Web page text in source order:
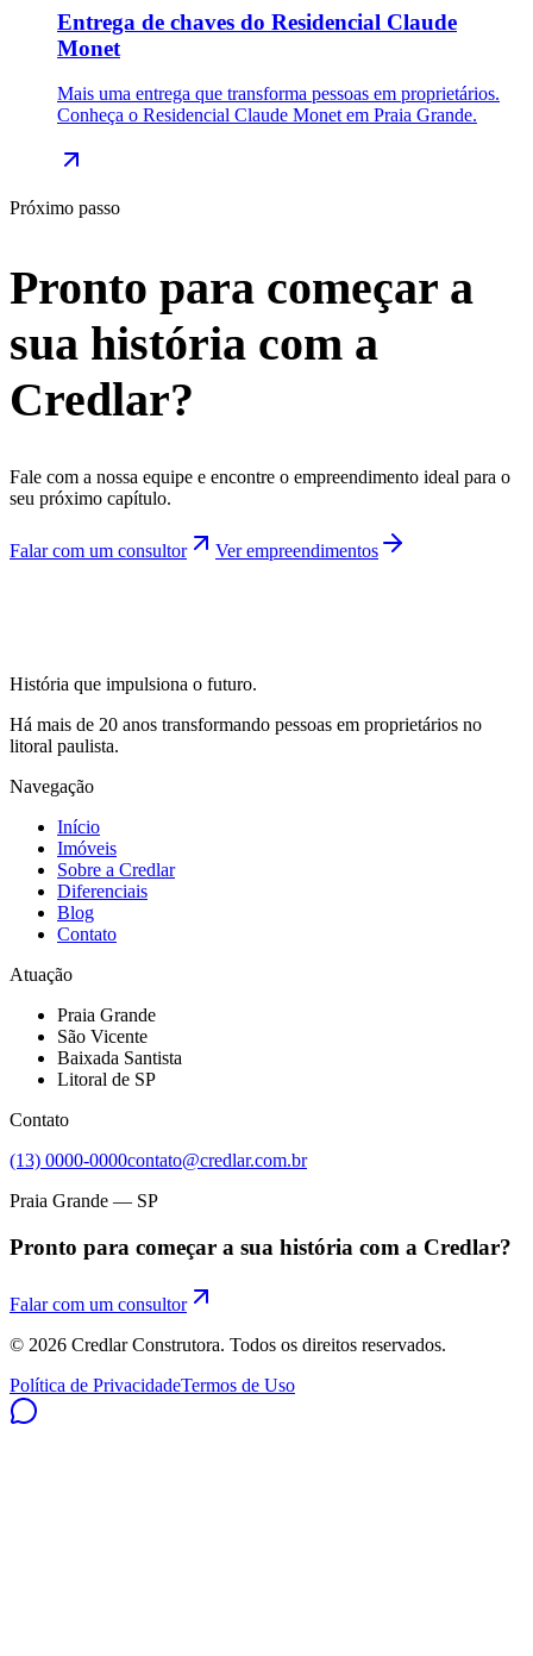
Entrega de chaves do Residencial Claude
Monet
Mais uma entrega que transforma pessoas em proprietários.
Conheça o Residencial Claude Monet em Praia Grande.
Próximo passo
Pronto para começar a
sua história com a
Credlar?
Fale com a nossa equipe e encontre o empreendimento ideal para o
seu próximo capítulo.
Falar com um consultor Ver empreendimentos
História que impulsiona o futuro.
Há mais de 20 anos transformando pessoas em proprietários no
litoral paulista.
Navegação
Início
Imóveis
Sobre a Credlar
Diferenciais
Blog
Contato
Atuação
Praia Grande
São Vicente
Baixada Santista
Litoral de SP
Contato
(13) 0000-0000contato@credlar.com.br
Praia Grande — SP
Pronto para começar a sua história com a Credlar?
Falar com um consultor
© 2026 Credlar Construtora. Todos os direitos reservados.
Política de PrivacidadeTermos de Uso